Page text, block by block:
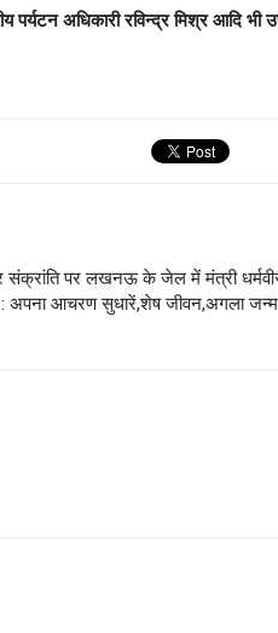
अधिकारी रविन्द्र मिश्र आदि भी
संक्रांति पर लखनऊ के जेल में मंत्री
अपना आचरण सुधारें,शेष जीवन,अगला